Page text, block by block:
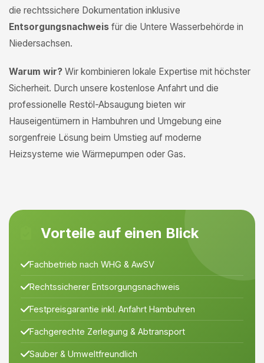
die rechtssichere Dokumentation inklusive
Entsorgungsnachweis für die Untere Wasserbehörde in
Niedersachsen.
Warum wir? Wir kombinieren lokale Expertise mit höchster
Sicherheit. Durch unsere kostenlose Anfahrt und die
professionelle Restöl-Absaugung bieten wir
Hauseigentümern in Hambuhren und Umgebung eine
sorgenfreie Lösung beim Umstieg auf moderne
Heizsysteme wie Wärmepumpen oder Gas.
Vorteile auf einen Blick
Fachbetrieb nach WHG & AwSV
Rechtssicherer Entsorgungsnachweis
Festpreisgarantie inkl. Anfahrt Hambuhren
Fachgerechte Zerlegung & Abtransport
Sauber & Umweltfreundlich